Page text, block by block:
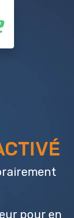
pour en